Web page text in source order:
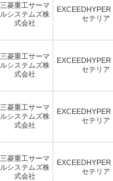
三菱重工サーマ
ルシステムズ株
式会社
EXCEEDHYPER
セテリア
三菱重工サーマ
ルシステムズ株
式会社
EXCEEDHYPER
セテリア
三菱重工サーマ
ルシステムズ株
式会社
EXCEEDHYPER
セテリア
三菱重工サーマ
ルシステムズ株
式会社
EXCEEDHYPER
セテリア